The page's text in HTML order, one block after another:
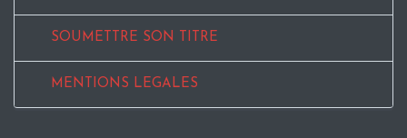
SOUMETTRE SON TITRE
MENTIONS LEGALES